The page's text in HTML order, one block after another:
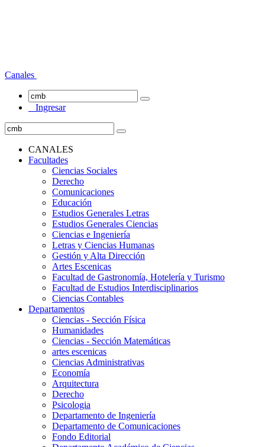
Canales
Ingresar
CANALES
Facultades
Ciencias Sociales
Derecho
Comunicaciones
Educación
Estudios Generales Letras
Estudios Generales Ciencias
Ciencias e Ingeniería
Letras y Ciencias Humanas
Gestión y Alta Dirección
Artes Escenicas
Facultad de Gastronomía, Hotelería y Turismo
Facultad de Estudios Interdisciplinarios
Ciencias Contables
Departamentos
Ciencias - Sección Física
Humanidades
Ciencias - Sección Matemáticas
artes escenicas
Ciencias Administrativas
Economía
Arquitectura
Derecho
Psicologia
Departamento de Ingeniería
Departamento de Comunicaciones
Fondo Editorial